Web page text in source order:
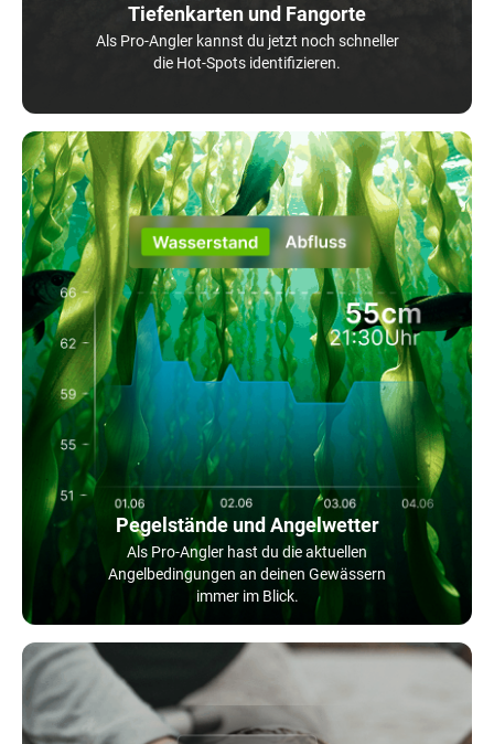
Tiefenkarten und Fangorte
Als Pro-Angler kannst du jetzt noch schneller
die Hot-Spots identifizieren.
Pegelstände und Angelwetter
Als Pro-Angler hast du die aktuellen
Angelbedingungen an deinen Gewässern
immer im Blick.